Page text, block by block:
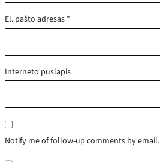
El. pašto adresas *
Interneto puslapis
Notify me of follow-up comments by email.